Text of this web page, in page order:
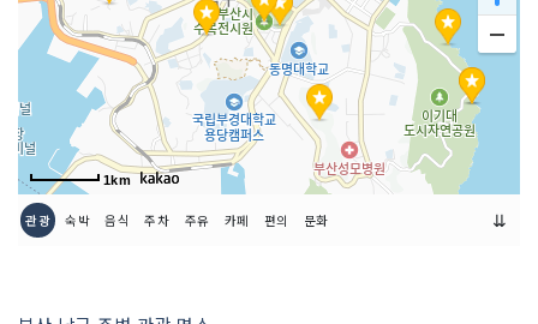
1km
관광 숙박 음식 주차 주유 카페 편의 문화 ⇊